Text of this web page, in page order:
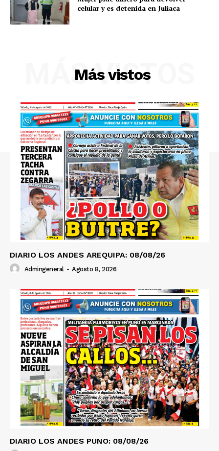
Diario los Andes
celular y es detenida en Juliaca
Más vistos
MÁS VISTOS
DIARIO LOS ANDES AREQUIPA: 08/08/26
Admingeneral - Agosto 8, 2026
DIARIO LOS ANDES PUNO: 08/08/26